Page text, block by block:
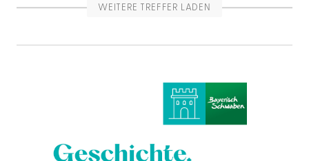
WEITERE TREFFER LADEN